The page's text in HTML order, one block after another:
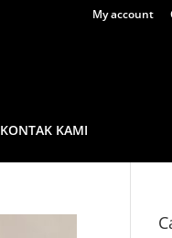
My account
KONTAK KAMI